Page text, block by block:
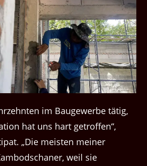
im Baugewerbe tätig,
hat uns hart getroffen“,
„Die meisten meiner
weil sie